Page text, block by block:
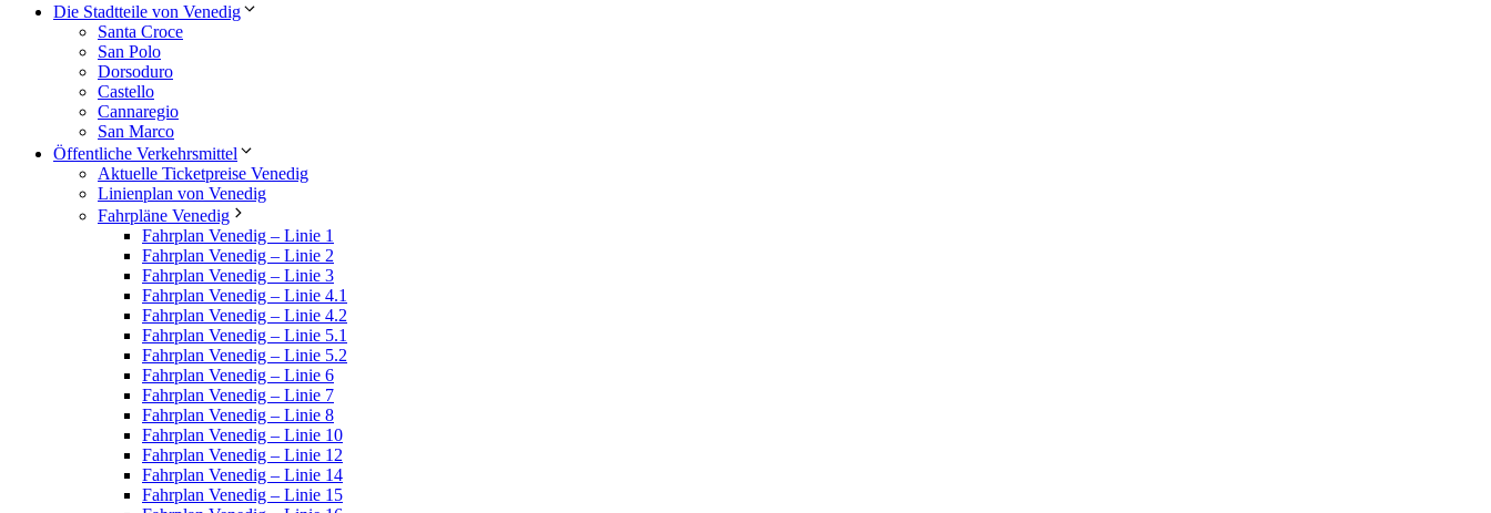
Die Stadtteile von Venedig
Santa Croce
San Polo
Dorsoduro
Castello
Cannaregio
San Marco
Öffentliche Verkehrsmittel
Aktuelle Ticketpreise Venedig
Linienplan von Venedig
Fahrpläne Venedig
Fahrplan Venedig – Linie 1
Fahrplan Venedig – Linie 2
Fahrplan Venedig – Linie 3
Fahrplan Venedig – Linie 4.1
Fahrplan Venedig – Linie 4.2
Fahrplan Venedig – Linie 5.1
Fahrplan Venedig – Linie 5.2
Fahrplan Venedig – Linie 6
Fahrplan Venedig – Linie 7
Fahrplan Venedig – Linie 8
Fahrplan Venedig – Linie 10
Fahrplan Venedig – Linie 12
Fahrplan Venedig – Linie 14
Fahrplan Venedig – Linie 15